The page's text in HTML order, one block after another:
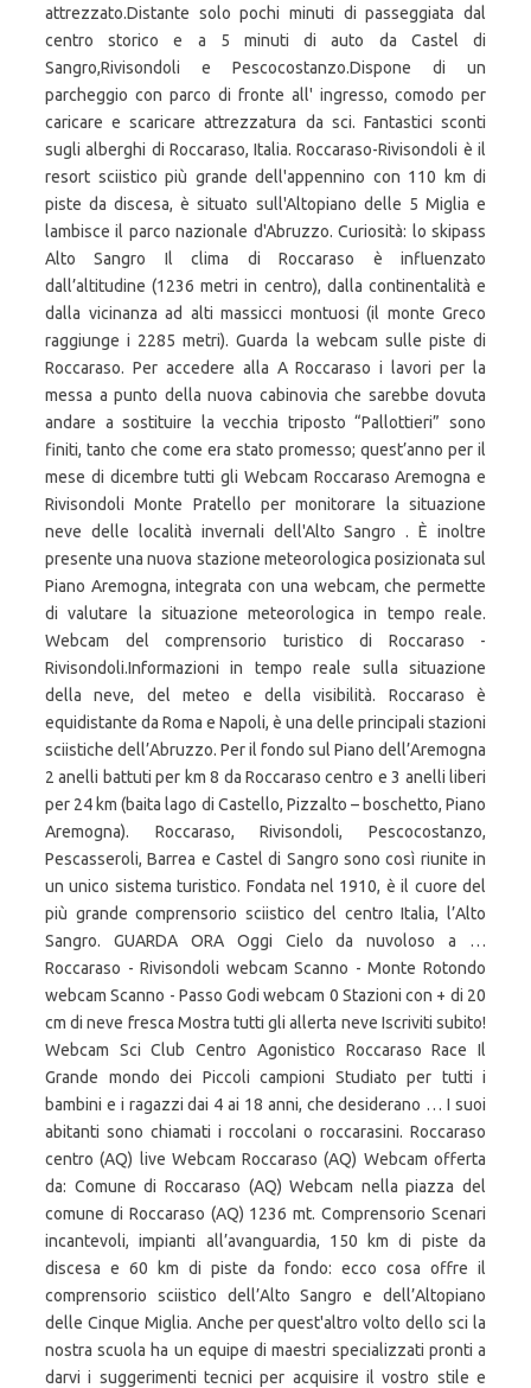
attrezzato.Distante solo pochi minuti di passeggiata dal
centro storico e a 5 minuti di auto da Castel di
Sangro,Rivisondoli e Pescocostanzo.Dispone di un
parcheggio con parco di fronte all' ingresso, comodo per
caricare e scaricare attrezzatura da sci. Fantastici sconti
sugli alberghi di Roccaraso, Italia. Roccaraso-Rivisondoli è il
resort sciistico più grande dell'appennino con 110 km di
piste da discesa, è situato sull'Altopiano delle 5 Miglia e
lambisce il parco nazionale d'Abruzzo. Curiosità: lo skipass
Alto Sangro Il clima di Roccaraso è influenzato
dall’altitudine (1236 metri in centro), dalla continentalità e
dalla vicinanza ad alti massicci montuosi (il monte Greco
raggiunge i 2285 metri). Guarda la webcam sulle piste di
Roccaraso. Per accedere alla A Roccaraso i lavori per la
messa a punto della nuova cabinovia che sarebbe dovuta
andare a sostituire la vecchia triposto “Pallottieri” sono
finiti, tanto che come era stato promesso; quest’anno per il
mese di dicembre tutti gli Webcam Roccaraso Aremogna e
Rivisondoli Monte Pratello per monitorare la situazione
neve delle località invernali dell'Alto Sangro . È inoltre
presente una nuova stazione meteorologica posizionata sul
Piano Aremogna, integrata con una webcam, che permette
di valutare la situazione meteorologica in tempo reale.
Webcam del comprensorio turistico di Roccaraso -
Rivisondoli.Informazioni in tempo reale sulla situazione
della neve, del meteo e della visibilità. Roccaraso è
equidistante da Roma e Napoli, è una delle principali stazioni
sciistiche dell’Abruzzo. Per il fondo sul Piano dell’Aremogna
2 anelli battuti per km 8 da Roccaraso centro e 3 anelli liberi
per 24 km (baita lago di Castello, Pizzalto – boschetto, Piano
Aremogna). Roccaraso, Rivisondoli, Pescocostanzo,
Pescasseroli, Barrea e Castel di Sangro sono così riunite in
un unico sistema turistico. Fondata nel 1910, è il cuore del
più grande comprensorio sciistico del centro Italia, l’Alto
Sangro. GUARDA ORA Oggi Cielo da nuvoloso a …
Roccaraso - Rivisondoli webcam Scanno - Monte Rotondo
webcam Scanno - Passo Godi webcam 0 Stazioni con + di 20
cm di neve fresca Mostra tutti gli allerta neve Iscriviti subito!
Webcam Sci Club Centro Agonistico Roccaraso Race Il
Grande mondo dei Piccoli campioni Studiato per tutti i
bambini e i ragazzi dai 4 ai 18 anni, che desiderano … I suoi
abitanti sono chiamati i roccolani o roccarasini. Roccaraso
centro (AQ) live Webcam Roccaraso (AQ) Webcam offerta
da: Comune di Roccaraso (AQ) Webcam nella piazza del
comune di Roccaraso (AQ) 1236 mt. Comprensorio Scenari
incantevoli, impianti all’avanguardia, 150 km di piste da
discesa e 60 km di piste da fondo: ecco cosa offre il
comprensorio sciistico dell’Alto Sangro e dell’Altopiano
delle Cinque Miglia. Anche per quest'altro volto dello sci la
nostra scuola ha un equipe di maestri specializzati pronti a
darvi i suggerimenti tecnici per acquisire il vostro stile e